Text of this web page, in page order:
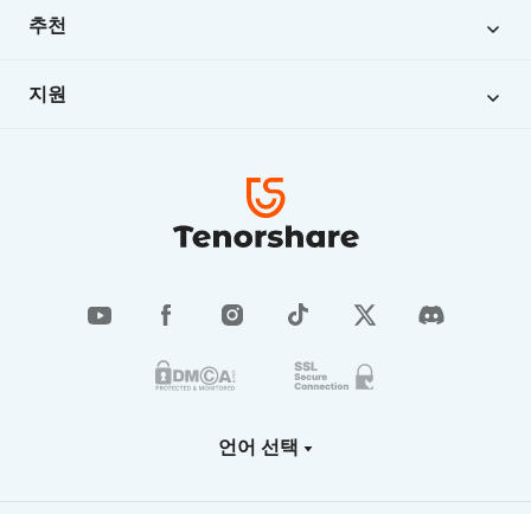
iAnyGo
4DDiG
비즈니스
추천
아이폰/안드로이드 잠금 솔루션
지원
비디오 가이드
언어 선택